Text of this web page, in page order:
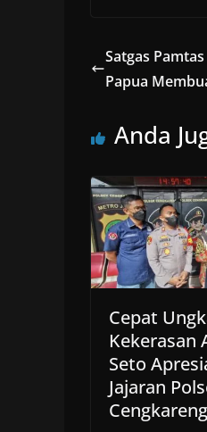
Satgas
Papua
Anda
Cepat
Kekerasan
Seto
Jajaran
Cengkareng